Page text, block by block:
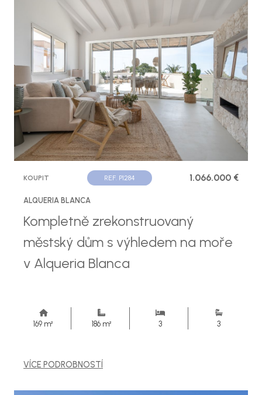
KOUPIT REF. P1284 1.066.000 €
ALQUERIA BLANCA
Kompletně zrekonstruovaný
městský dům s výhledem na moře
v Alqueria Blanca
169 m² 186 m² 3 3
VÍCE PODROBNOSTÍ